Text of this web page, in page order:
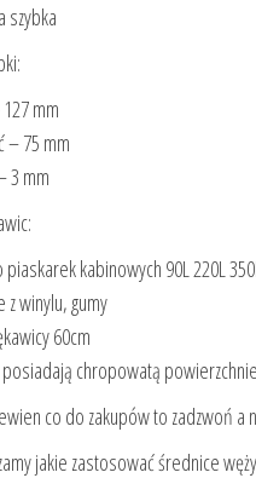
szybka
127 mm
– 75 mm
3 mm
kabinowych 90L 220L
z winylu, gumy
60cm
posiadają chropowatą powierzchnie
co do zakupów to zadzwoń
jakie zastosować średnice